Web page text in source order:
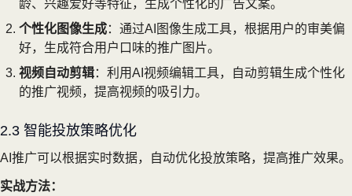
龄、兴趣爱好等特征，生成个性化的广告文案。
个性化图像生成：通过AI图像生成工具，根据用户的审美偏
好，生成符合用户口味的推广图片。
视频自动剪辑：利用AI视频编辑工具，自动剪辑生成个性化
的推广视频，提高视频的吸引力。
2.3 智能投放策略优化
AI推广可以根据实时数据，自动优化投放策略，提高推广效果。
实战方法：